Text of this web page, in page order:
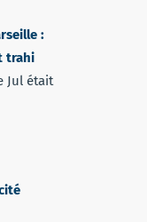
:
trahi
Jul était